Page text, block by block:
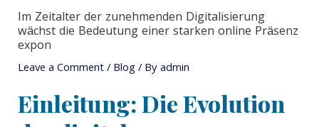
Im Zeitalter der zunehmenden Digitalisierung
wächst die Bedeutung einer starken online Präsenz
expon
Leave a Comment/Blog/ Byadmin
Einleitung: Die Evolution